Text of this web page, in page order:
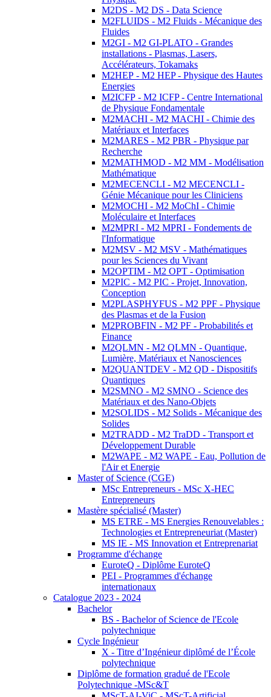
M2DS - M2 DS - Data Science
M2FLUIDS - M2 Fluids - Mécanique des
Fluides
M2GI - M2 GI-PLATO - Grandes
installations - Plasmas, Lasers,
Accélérateurs, Tokamaks
M2HEP - M2 HEP - Physique des Hautes
Energies
M2ICFP - M2 ICFP - Centre International
de Physique Fondamentale
M2MACHI - M2 MACHI - Chimie des
Matériaux et Interfaces
M2MARES - M2 PBR - Physique par
Recherche
M2MATHMOD - M2 MM - Modélisation
Mathématique
M2MECENCLI - M2 MECENCLI -
Génie Mécanique pour les Cliniciens
M2MOCHI - M2 MoChI - Chimie
Moléculaire et Interfaces
M2MPRI - M2 MPRI - Fondements de
l'Informatique
M2MSV - M2 MSV - Mathématiques
pour les Sciences du Vivant
M2OPTIM - M2 OPT - Optimisation
M2PIC - M2 PIC - Projet, Innovation,
Conception
M2PLASPHYFUS - M2 PPF - Physique
des Plasmas et de la Fusion
M2PROBFIN - M2 PF - Probabilités et
Finance
M2QLMN - M2 QLMN - Quantique,
Lumière, Matériaux et Nanosciences
M2QUANTDEV - M2 QD - Dispositifs
Quantiques
M2SMNO - M2 SMNO - Science des
Matériaux et des Nano-Objets
M2SOLIDS - M2 Solids - Mécanique des
Solides
M2TRADD - M2 TraDD - Transport et
Développement Durable
M2WAPE - M2 WAPE - Eau, Pollution de
l'Air et Energie
Master of Science (CGE)
MSc Entrepreneurs - MSc X-HEC
Entrepreneurs
Mastère spécialisé (Master)
MS ETRE - MS Energies Renouvelables :
Technologies et Entrepreneuriat (Master)
MS IE - MS Innovation et Entreprenariat
Programme d'échange
EuroteQ - Diplôme EuroteQ
PEI - Programmes d'échange
internationaux
Catalogue 2023 - 2024
Bachelor
BS - Bachelor of Science de l'Ecole
polytechnique
Cycle Ingénieur
X - Titre d’Ingénieur diplômé de l’École
polytechnique
Diplôme de formation gradué de l'Ecole
Polytechnique -MSc&T